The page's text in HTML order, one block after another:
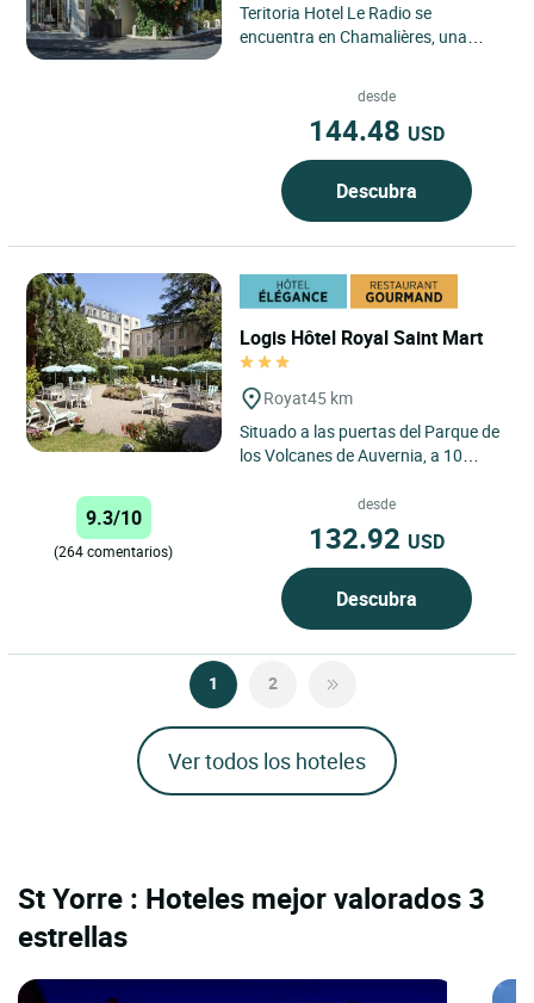
Teritoria Hotel Le Radio se
encuentra en Chamalières, una
desde
144.48 USD
Descubra
Logis Hôtel Royal Saint Mart
Royat45 km
Situado a las puertas del Parque de
los Volcanes de Auvernia, a 10
minutos de Vulcania y a...
9.3/10
(264 comentarios)
desde
132.92 USD
Descubra
1 2
Ver todos los hoteles
St Yorre : Hoteles mejor valorados 3
estrellas